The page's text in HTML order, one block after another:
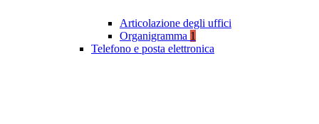
Articolazione degli uffici
Organigramma 1
Telefono e posta elettronica